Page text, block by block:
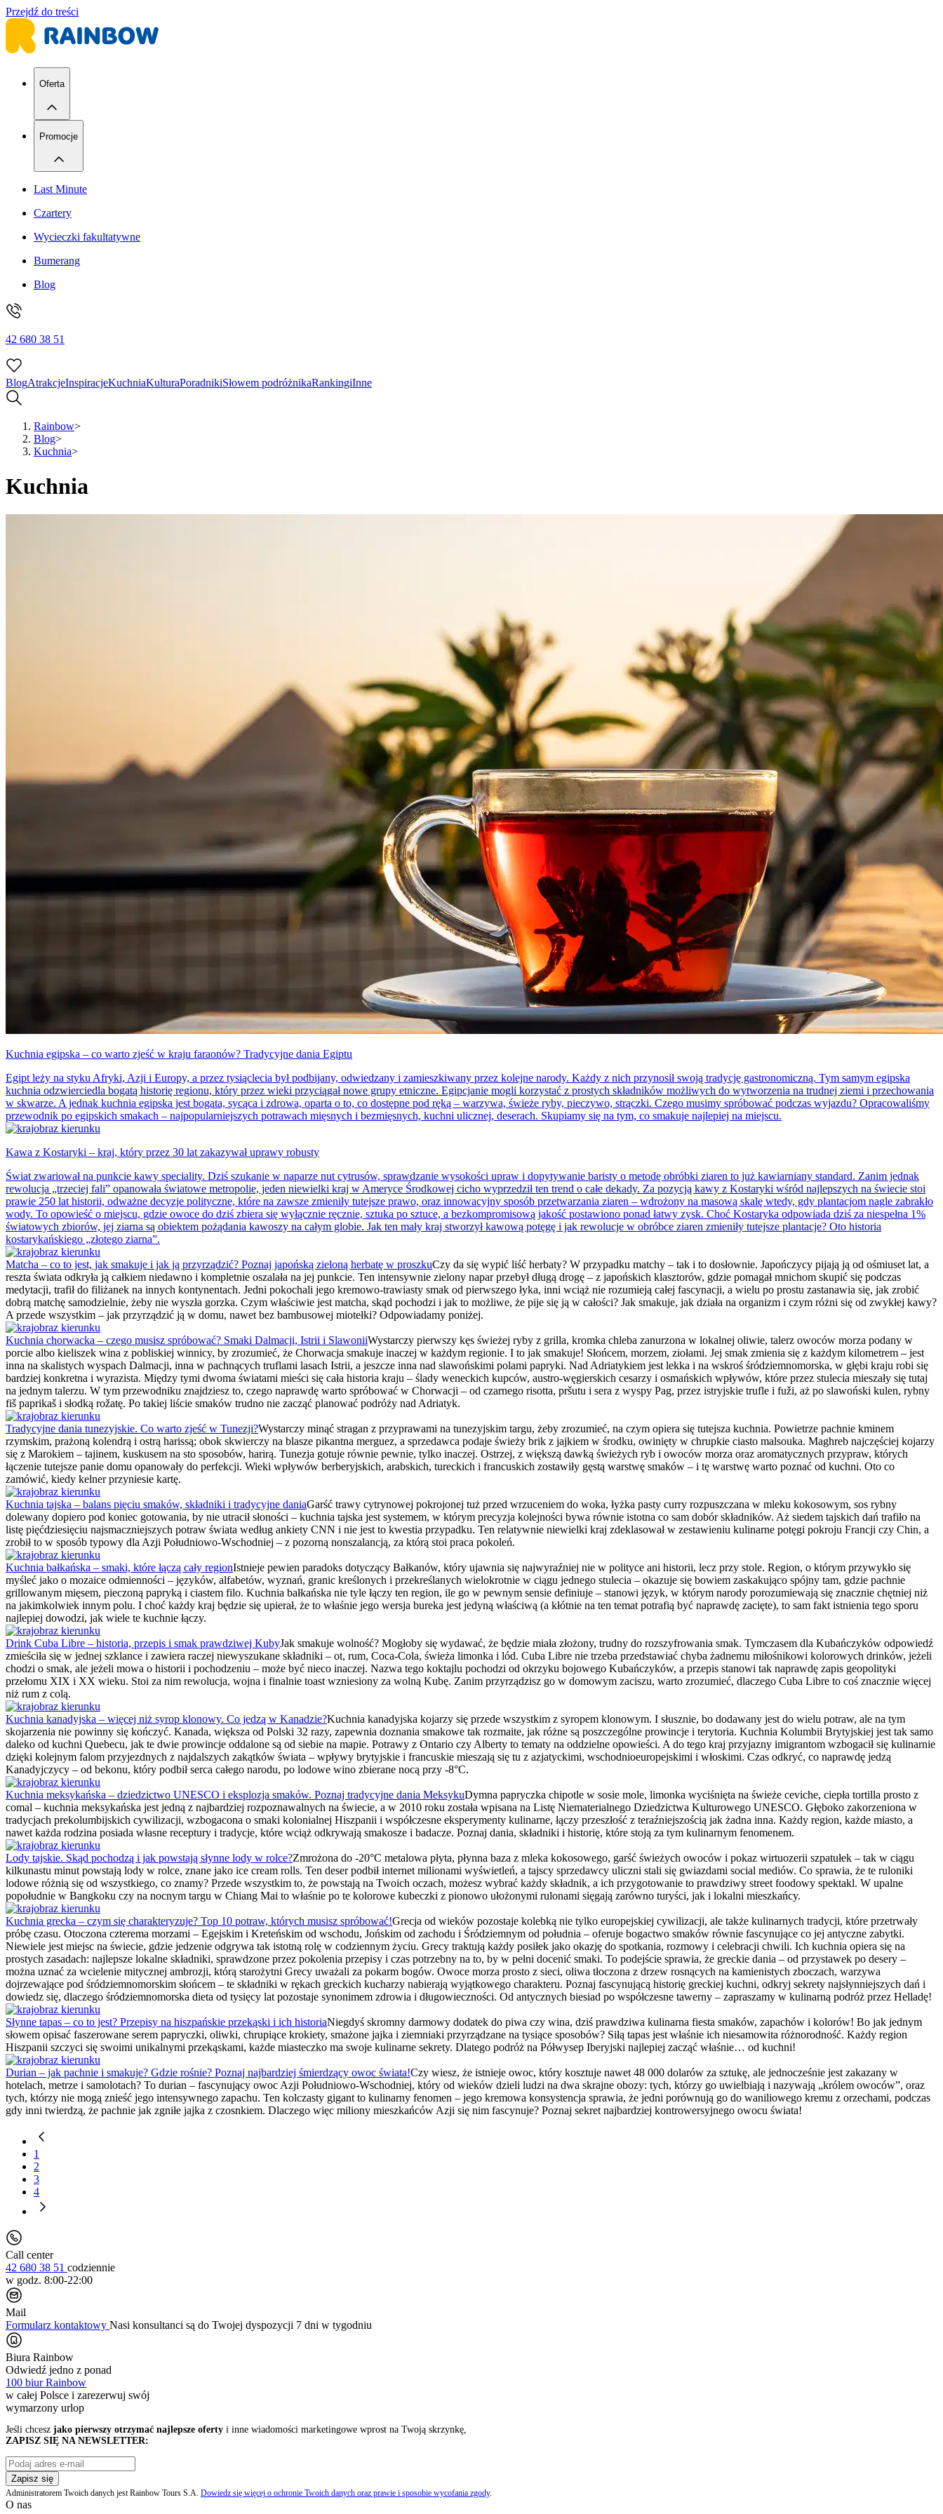
Przejdź do treści
Oferta
Promocje
Last Minute
Czartery
Wycieczki fakultatywne
Bumerang
Blog
42 680 38 51
BlogAtrakcjeInspiracjeKuchniaKulturaPoradnikiSłowem podróżnikaRankingiInne
Rainbow>
Blog>
Kuchnia>
Kuchnia
Kuchnia egipska – co warto zjeść w kraju faraonów? Tradycyjne dania Egiptu
Egipt leży na styku Afryki, Azji i Europy, a przez tysiąclecia był podbijany, odwiedzany i zamieszkiwany przez kolejne narody. Każdy z nich przynosił swoją tradycję gastronomiczną. Tym samym egipska
kuchnia odzwierciedla bogatą historię regionu, który przez wieki przyciągał nowe grupy etniczne. Egipcjanie mogli korzystać z prostych składników możliwych do wytworzenia na trudnej ziemi i przechowania
w skwarze. A jednak kuchnia egipska jest bogata, sycąca i zdrowa, oparta o to, co dostępne pod ręką – warzywa, świeże ryby, pieczywo, strączki. Czego musimy spróbować podczas wyjazdu? Opracowaliśmy
przewodnik po egipskich smakach – najpopularniejszych potrawach mięsnych i bezmięsnych, kuchni ulicznej, deserach. Skupiamy się na tym, co smakuje najlepiej na miejscu.
Kawa z Kostaryki – kraj, który przez 30 lat zakazywał uprawy robusty
Świat zwariował na punkcie kawy speciality. Dziś szukanie w naparze nut cytrusów, sprawdzanie wysokości upraw i dopytywanie baristy o metodę obróbki ziaren to już kawiarniany standard. Zanim jednak
rewolucja „trzeciej fali” opanowała światowe metropolie, jeden niewielki kraj w Ameryce Środkowej cicho wyprzedził ten trend o całe dekady. Za pozycją kawy z Kostaryki wśród najlepszych na świecie stoi
prawie 250 lat historii, odważne decyzje polityczne, które na zawsze zmieniły tutejsze prawo, oraz innowacyjny sposób przetwarzania ziaren – wdrożony na masową skalę wtedy, gdy plantacjom nagle zabrakło
wody. To opowieść o miejscu, gdzie owoce do dziś zbiera się wyłącznie ręcznie, sztuka po sztuce, a bezkompromisową jakość postawiono ponad łatwy zysk. Choć Kostaryka odpowiada dziś za niespełna 1%
światowych zbiorów, jej ziarna są obiektem pożądania kawoszy na całym globie. Jak ten mały kraj stworzył kawową potęgę i jak rewolucje w obróbce ziaren zmieniły tutejsze plantacje? Oto historia
kostarykańskiego „złotego ziarna”.
Matcha – co to jest, jak smakuje i jak ją przyrządzić? Poznaj japońską zieloną herbatę w proszkuCzy da się wypić liść herbaty? W przypadku matchy – tak i to dosłownie. Japończycy pijają ją od ośmiuset lat, a
reszta świata odkryła ją całkiem niedawno i kompletnie oszalała na jej punkcie. Ten intensywnie zielony napar przebył długą drogę – z japońskich klasztorów, gdzie pomagał mnichom skupić się podczas
medytacji, trafił do filiżanek na innych kontynentach. Jedni pokochali jego kremowo-trawiasty smak od pierwszego łyka, inni wciąż nie rozumieją całej fascynacji, a wielu po prostu zastanawia się, jak zrobić
dobrą matchę samodzielnie, żeby nie wyszła gorzka. Czym właściwie jest matcha, skąd pochodzi i jak to możliwe, że pije się ją w całości? Jak smakuje, jak działa na organizm i czym różni się od zwykłej kawy?
A przede wszystkim – jak przyrządzić ją w domu, nawet bez bambusowej miotełki? Odpowiadamy poniżej.
Kuchnia chorwacka – czego musisz spróbować? Smaki Dalmacji, Istrii i SlawoniiWystarczy pierwszy kęs świeżej ryby z grilla, kromka chleba zanurzona w lokalnej oliwie, talerz owoców morza podany w
porcie albo kieliszek wina z pobliskiej winnicy, by zrozumieć, że Chorwacja smakuje inaczej w każdym regionie. I to jak smakuje! Słońcem, morzem, ziołami. Jej smak zmienia się z każdym kilometrem – jest
inna na skalistych wyspach Dalmacji, inna w pachnących truflami lasach Istrii, a jeszcze inna nad slawońskimi polami papryki. Nad Adriatykiem jest lekka i na wskroś śródziemnomorska, w głębi kraju robi się
bardziej konkretna i wyrazista. Między tymi dwoma światami mieści się cała historia kraju – ślady weneckich kupców, austro-węgierskich cesarzy i osmańskich wpływów, które przez stulecia mieszały się tutaj
na jednym talerzu. W tym przewodniku znajdziesz to, czego naprawdę warto spróbować w Chorwacji – od czarnego risotta, pršutu i sera z wyspy Pag, przez istryjskie trufle i fuži, aż po slawoński kulen, rybny
fiš paprikaš i słodką rožatę. Po takiej liście smaków trudno nie zacząć planować podróży nad Adriatyk.
Tradycyjne dania tunezyjskie. Co warto zjeść w Tunezji?Wystarczy minąć stragan z przyprawami na tunezyjskim targu, żeby zrozumieć, na czym opiera się tutejsza kuchnia. Powietrze pachnie kminem
rzymskim, prażoną kolendrą i ostrą harissą; obok skwierczy na blasze pikantna merguez, a sprzedawca podaje świeży brik z jajkiem w środku, owinięty w chrupkie ciasto malsouka. Maghreb najczęściej kojarzy
się z Marokiem – tajinem, kuskusem na sto sposobów, harirą. Tunezja gotuje równie pewnie, tylko inaczej. Ostrzej, z większą dawką świeżych ryb i owoców morza oraz aromatycznych przypraw, których
łączenie tutejsze panie domu opanowały do perfekcji. Wieki wpływów berberyjskich, arabskich, tureckich i francuskich zostawiły gęstą warstwę smaków – i tę warstwę warto poznać od kuchni. Oto co
zamówić, kiedy kelner przyniesie kartę.
Kuchnia tajska – balans pięciu smaków, składniki i tradycyjne daniaGarść trawy cytrynowej pokrojonej tuż przed wrzuceniem do woka, łyżka pasty curry rozpuszczana w mleku kokosowym, sos rybny
dolewany dopiero pod koniec gotowania, by nie utracił słoności – kuchnia tajska jest systemem, w którym precyzja kolejności bywa równie istotna co sam dobór składników. Aż siedem tajskich dań trafiło na
listę pięćdziesięciu najsmaczniejszych potraw świata według ankiety CNN i nie jest to kwestia przypadku. Ten relatywnie niewielki kraj zdeklasował w zestawieniu kulinarne potęgi pokroju Francji czy Chin, a
zrobił to w sposób typowy dla Azji Południowo-Wschodniej – z pozorną nonszalancją, za którą stoi praca pokoleń.
Kuchnia bałkańska – smaki, które łączą cały regionIstnieje pewien paradoks dotyczący Bałkanów, który ujawnia się najwyraźniej nie w polityce ani historii, lecz przy stole. Region, o którym przywykło się
myśleć jako o mozaice odmienności – języków, alfabetów, wyznań, granic kreślonych i przekreślanych wielokrotnie w ciągu jednego stulecia – okazuje się bowiem zaskakująco spójny tam, gdzie pachnie
grillowanym mięsem, pieczoną papryką i ciastem filo. Kuchnia bałkańska nie tyle łączy ten region, ile go w pewnym sensie definiuje – stanowi język, w którym narody porozumiewają się znacznie chętniej niż
na jakimkolwiek innym polu. I choć każdy kraj będzie się upierał, że to właśnie jego wersja bureka jest jedyną właściwą (a kłótnie na ten temat potrafią być naprawdę zacięte), to sam fakt istnienia tego sporu
najlepiej dowodzi, jak wiele te kuchnie łączy.
Drink Cuba Libre – historia, przepis i smak prawdziwej KubyJak smakuje wolność? Mogłoby się wydawać, że będzie miała złożony, trudny do rozszyfrowania smak. Tymczasem dla Kubańczyków odpowiedź
zmieściła się w jednej szklance i zawiera raczej niewyszukane składniki – ot, rum, Coca-Cola, świeża limonka i lód. Cuba Libre nie trzeba przedstawiać chyba żadnemu miłośnikowi kolorowych drinków, jeżeli
chodzi o smak, ale jeżeli mowa o historii i pochodzeniu – może być nieco inaczej. Nazwa tego koktajlu pochodzi od okrzyku bojowego Kubańczyków, a przepis stanowi tak naprawdę zapis geopolityki
przełomu XIX i XX wieku. Stoi za nim rewolucja, wojna i finalnie toast wzniesiony za wolną Kubę. Zanim przyrządzisz go w domowym zaciszu, warto zrozumieć, dlaczego Cuba Libre to coś znacznie więcej
niż rum z colą.
Kuchnia kanadyjska – więcej niż syrop klonowy. Co jedzą w Kanadzie?Kuchnia kanadyjska kojarzy się przede wszystkim z syropem klonowym. I słusznie, bo dodawany jest do wielu potraw, ale na tym
skojarzenia nie powinny się kończyć. Kanada, większa od Polski 32 razy, zapewnia doznania smakowe tak rozmaite, jak różne są poszczególne prowincje i terytoria. Kuchnia Kolumbii Brytyjskiej jest tak samo
daleko od kuchni Quebecu, jak te dwie prowincje oddalone są od siebie na mapie. Potrawy z Ontario czy Alberty to tematy na oddzielne opowieści. A do tego kraj przyjazny imigrantom wzbogacił się kulinarnie
dzięki kolejnym falom przyjezdnych z najdalszych zakątków świata – wpływy brytyjskie i francuskie mieszają się tu z azjatyckimi, wschodnioeuropejskimi i włoskimi. Czas odkryć, co naprawdę jedzą
Kanadyjczycy – od bekonu, który podbił serca całego narodu, po lodowe wino zbierane nocą przy -8°C.
Kuchnia meksykańska – dziedzictwo UNESCO i eksplozja smaków. Poznaj tradycyjne dania MeksykuDymna papryczka chipotle w sosie mole, limonka wyciśnięta na świeże ceviche, ciepła tortilla prosto z
comal – kuchnia meksykańska jest jedną z najbardziej rozpoznawalnych na świecie, a w 2010 roku została wpisana na Listę Niematerialnego Dziedzictwa Kulturowego UNESCO. Głęboko zakorzeniona w
tradycjach prekolumbijskich cywilizacji, wzbogacona o smaki kolonialnej Hiszpanii i współczesne eksperymenty kulinarne, łączy przeszłość z teraźniejszością jak żadna inna. Każdy region, każde miasto, a
nawet każda rodzina posiada własne receptury i tradycje, które wciąż odkrywają smakosze i badacze. Poznaj dania, składniki i historię, które stoją za tym kulinarnym fenomenem.
Lody tajskie. Skąd pochodzą i jak powstają słynne lody w rolce?Zmrożona do -20°C metalowa płyta, płynna baza z mleka kokosowego, garść świeżych owoców i pokaz wirtuozerii szpatułek – tak w ciągu
kilkunastu minut powstają lody w rolce, znane jako ice cream rolls. Ten deser podbił internet milionami wyświetleń, a tajscy sprzedawcy uliczni stali się gwiazdami social mediów. Co sprawia, że te ruloniki
lodowe różnią się od wszystkiego, co znamy? Przede wszystkim to, że powstają na Twoich oczach, możesz wybrać każdy składnik, a ich przygotowanie to prawdziwy street foodowy spektakl. W upalne
popołudnie w Bangkoku czy na nocnym targu w Chiang Mai to właśnie po te kolorowe kubeczki z pionowo ułożonymi rulonami sięgają zarówno turyści, jak i lokalni mieszkańcy.
Kuchnia grecka – czym się charakteryzuje? Top 10 potraw, których musisz spróbować!Grecja od wieków pozostaje kolebką nie tylko europejskiej cywilizacji, ale także kulinarnych tradycji, które przetrwały
próbę czasu. Otoczona czterema morzami – Egejskim i Kreteńskim od wschodu, Jońskim od zachodu i Śródziemnym od południa – oferuje bogactwo smaków równie fascynujące co jej antyczne zabytki.
Niewiele jest miejsc na świecie, gdzie jedzenie odgrywa tak istotną rolę w codziennym życiu. Grecy traktują każdy posiłek jako okazję do spotkania, rozmowy i celebracji chwili. Ich kuchnia opiera się na
prostych zasadach: najlepsze lokalne składniki, sprawdzone przez pokolenia przepisy i czas potrzebny na to, by w pełni docenić smaki. To podejście sprawia, że greckie dania – od przystawek po desery –
można uznać za wcielenie mitycznej ambrozji, którą starożytni Grecy uważali za pokarm bogów. Owoce morza prosto z sieci, oliwa tłoczona z drzew rosnących na kamienistych zboczach, warzywa
dojrzewające pod śródziemnomorskim słońcem – te składniki w rękach greckich kucharzy nabierają wyjątkowego charakteru. Poznaj fascynującą historię greckiej kuchni, odkryj sekrety najsłynniejszych dań i
dowiedz się, dlaczego śródziemnomorska dieta od tysięcy lat pozostaje synonimem zdrowia i długowieczności. Od antycznych biesiad po współczesne tawerny – zapraszamy w kulinarną podróż przez Helladę!
Słynne tapas – co to jest? Przepisy na hiszpańskie przekąski i ich historiaNiegdyś skromny darmowy dodatek do piwa czy wina, dziś prawdziwa kulinarna fiesta smaków, zapachów i kolorów! Bo jak jednym
słowem opisać faszerowane serem papryczki, oliwki, chrupiące krokiety, smażone jajka i ziemniaki przyrządzane na tysiące sposobów? Siłą tapas jest właśnie ich niesamowita różnorodność. Każdy region
Hiszpanii szczyci się swoimi unikalnymi przekąskami, każde miasteczko ma swoje kulinarne sekrety. Dlatego podróż na Półwysep Iberyjski najlepiej zacząć właśnie… od kuchni!
Durian – jak pachnie i smakuje? Gdzie rośnie? Poznaj najbardziej śmierdzący owoc świata!Czy wiesz, że istnieje owoc, który kosztuje nawet 48 000 dolarów za sztukę, ale jednocześnie jest zakazany w
hotelach, metrze i samolotach? To durian – fascynujący owoc Azji Południowo-Wschodniej, który od wieków dzieli ludzi na dwa skrajne obozy: tych, którzy go uwielbiają i nazywają „królem owoców”, oraz
tych, którzy nie mogą znieść jego intensywnego zapachu. Ten kolczasty gigant to kulinarny fenomen – jego kremowa konsystencja sprawia, że jedni porównują go do waniliowego kremu z orzechami, podczas
gdy inni twierdzą, że pachnie jak zgniłe jajka z czosnkiem. Dlaczego więc miliony mieszkańców Azji się nim fascynuje? Poznaj sekret najbardziej kontrowersyjnego owocu świata!
1
2
3
4
Call center
42 680 38 51 codziennie
w godz. 8:00-22:00
Mail
Formularz kontaktowy Nasi konsultanci są do Twojej dyspozycji 7 dni w tygodniu
Biura Rainbow
Odwiedź jedno z ponad
100 biur Rainbow
w całej Polsce i zarezerwuj swój
wymarzony urlop
Jeśli chcesz jako pierwszy otrzymać najlepsze oferty i inne wiadomości marketingowe wprost na Twoją skrzynkę,
ZAPISZ SIĘ NA NEWSLETTER:
Zapisz się
Administratorem Twoich danych jest Rainbow Tours S.A. Dowiedz się więcej o ochronie Twoich danych oraz prawie i sposobie wycofania zgody.
O nas